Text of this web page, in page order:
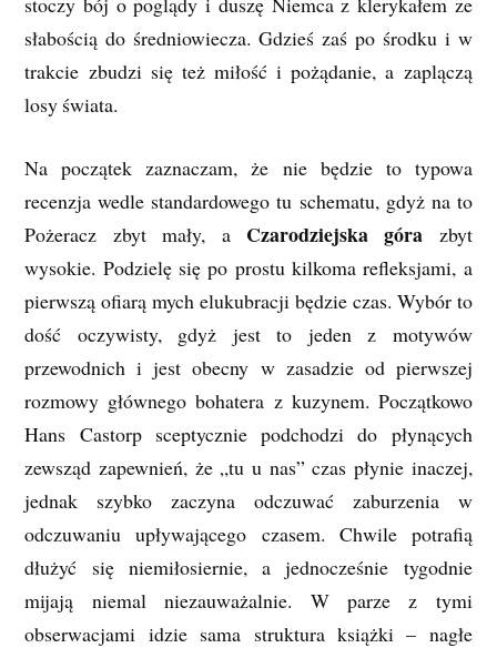
słabością do średniowiecza. Gdzieś zaś po środku i w
trakcie zbudzi się też miłość i pożądanie, a zaplączą
losy świata.
Na początek zaznaczam, że nie będzie to typowa
recenzja wedle standardowego tu schematu, gdyż na to
Pożeracz zbyt mały, a Czarodziejska góra zbyt
wysokie. Podzielę się po prostu kilkoma refleksjami, a
pierwszą ofiarą mych elukubracji będzie czas. Wybór to
dość oczywisty, gdyż jest to jeden z motywów
przewodnich i jest obecny w zasadzie od pierwszej
rozmowy głównego bohatera z kuzynem. Początkowo
Hans Castorp sceptycznie podchodzi do płynących
zewsząd zapewnień, że „tu u nas” czas płynie inaczej,
jednak szybko zaczyna odczuwać zaburzenia w
odczuwaniu upływającego czasem. Chwile potrafią
dłużyć się niemiłosiernie, a jednocześnie tygodnie
mijają niemal niezauważalnie. W parze z tymi
obserwacjami idzie sama struktura książki – nagłe